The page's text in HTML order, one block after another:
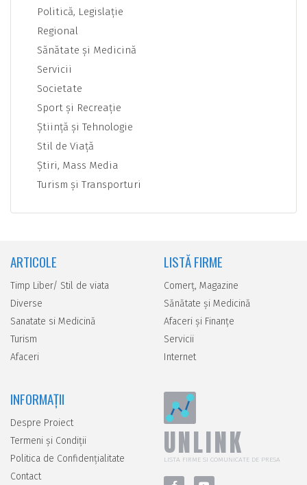
Politică, Legislaţie
Regional
Sănătate şi Medicină
Servicii
Societate
Sport şi Recreaţie
Ştiinţă şi Tehnologie
Stil de Viaţă
Ştiri, Mass Media
Turism şi Transporturi
ARTICOLE
Timp Liber/ Stil de viata
Diverse
Sanatate si Medicină
Turism
Afaceri
LISTĂ FIRME
Comerţ, Magazine
Sănătate şi Medicină
Afaceri şi Finanţe
Servicii
Internet
INFORMAȚII
Despre Proiect
Termeni și Condiții
Politica de Confidențialitate
Contact
UNLINK
LISTA FIRME SI COMUNICATE DE PRESA